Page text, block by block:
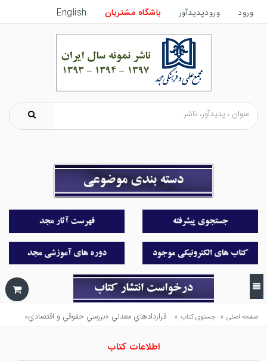
ورود ورودپدیدآور باشگاه مشتریان English
صفحه اصلی » جستوی کتاب » قراردادهاي معدني «بررسي حقوقي و اقتصادي»
اطلاعات کتاب